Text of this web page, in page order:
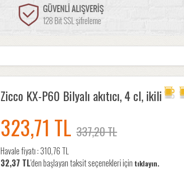
Zicco KX-P60 Bilyalı akıtıcı, 4 cl, ikili
323,71 TL 337,20 TL
Havale fiyatı :310,76 TL
32,37 TL'den başlayan taksit seçenekleri için tıklayın.